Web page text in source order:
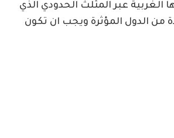
الغربية عبر المثلث الحدودي الذي
من الدول المؤثرة ويجب ان تكون